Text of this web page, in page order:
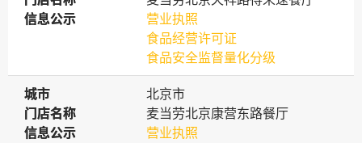
信息公示
信息公示
营业执照
食品经营许可证
食品安全监督量化分级
城市
城市
北京市
门店名称
门店名称
麦当劳北京康营东路餐厅
信息公示
信息公示
营业执照